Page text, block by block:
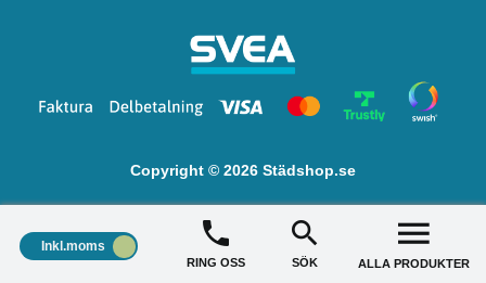
Copyright © 2026 Städshop.se
Inkl.moms
RING OSS SÖK ALLA PRODUKTER